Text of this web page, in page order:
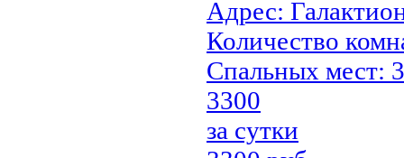
Адрес:
Количество
Cпальных мест:
3300
за сутки